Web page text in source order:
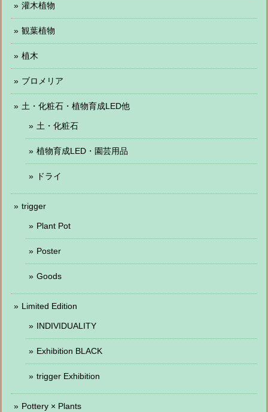
灌木植物
観葉植物
植木
ブロメリア
土・化粧石・植物育成LED他
土・化粧石
植物育成LED・園芸用品
ドライ
trigger
Plant Pot
Poster
Goods
Limited Edition
INDIVIDUALITY
Exhibition BLACK
trigger Exhibition
Pottery × Plants